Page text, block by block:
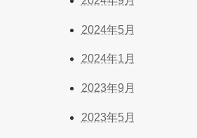
2024年5月
2024年1月
2023年9月
2023年5月